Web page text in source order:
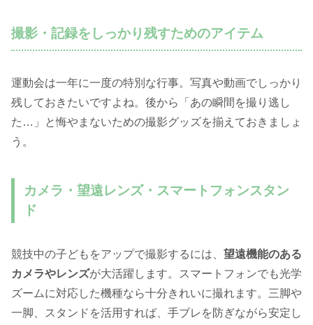
撮影・記録をしっかり残すためのアイテム
運動会は一年に一度の特別な行事。写真や動画でしっかり
残しておきたいですよね。後から「あの瞬間を撮り逃し
た…」と悔やまないための撮影グッズを揃えておきましょ
う。
カメラ・望遠レンズ・スマートフォンスタン
ド
競技中の子どもをアップで撮影するには、 望遠機能のある
カメラやレンズが大活躍します。スマートフォンでも光学
ズームに対応した機種なら十分きれいに撮れます。三脚や
一脚、スタンドを活用すれば、手ブレを防ぎながら安定し